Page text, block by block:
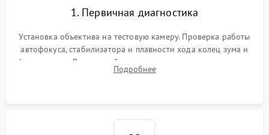
1. Первичная диагностика
Установка объектива на тестовую камеру. Проверка работы
автофокуса, стабилизатора и плавности хода колец зума и
фокусировки. Визуальный осмотр линз на наличие царапин,
грибка, пыли и оценка состояния контактов байонета.
Подробнее